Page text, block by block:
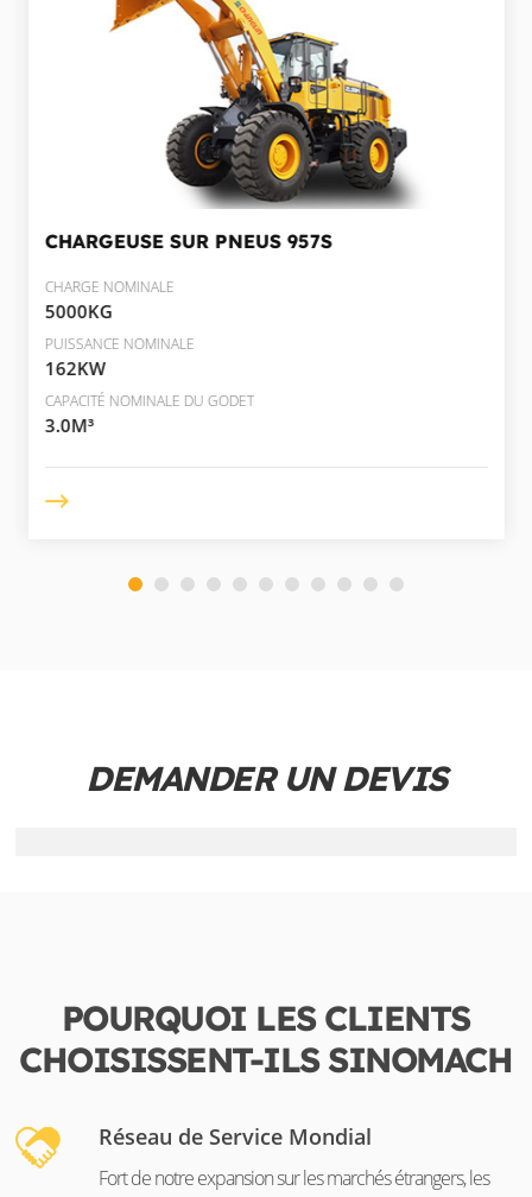
CHARGEUSE SUR PNEUS 957S
CHARGE NOMINALE
5000KG
PUISSANCE NOMINALE
162KW
CAPACITÉ NOMINALE DU GODET
3.0M³
DEMANDER UN DEVIS
POURQUOI LES CLIENTS
CHOISISSENT-ILS SINOMACH
Réseau de Service Mondial
Fort de notre expansion sur les marchés étrangers, les